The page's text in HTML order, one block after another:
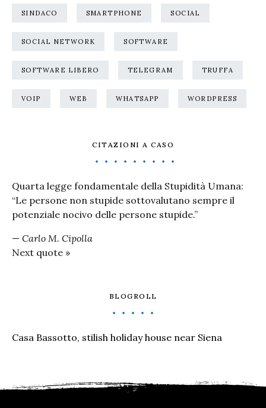
SINDACO SMARTPHONE SOCIAL
SOCIAL NETWORK SOFTWARE
SOFTWARE LIBERO TELEGRAM TRUFFA
VOIP WEB WHATSAPP WORDPRESS
CITAZIONI A CASO
Quarta legge fondamentale della Stupidità Umana:
“Le persone non stupide sottovalutano sempre il
potenziale nocivo delle persone stupide.”
— Carlo M. Cipolla
Next quote »
BLOGROLL
Casa Bassotto, stilish holiday house near Siena